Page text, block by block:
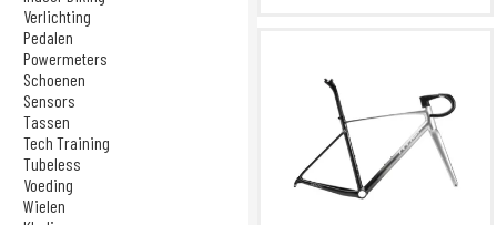
Sensors
Voeding
Kleding
POS materiaal
Verlichting
Pedalen
Powermeters
Schoenen
Sensors
Tassen
Tech Training
Tubeless
Voeding
Wielen
FORM
KOM Cycling
MILKIT
mophie